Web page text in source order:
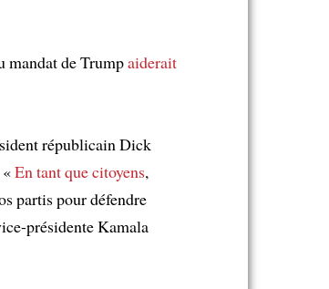
mandat de Trumpaiderait
républicain Dick
En tant que citoyens,
partis pour défendre
présidente Kamala